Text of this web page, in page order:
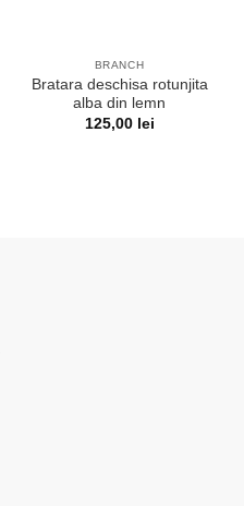
BRANCH
Bratara deschisa rotunjita
alba din lemn
125,00 lei